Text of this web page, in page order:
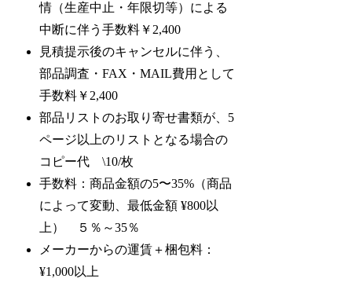
情（生産中止・年限切等）による
中断に伴う手数料￥2,400
見積提示後のキャンセルに伴う、
部品調査・FAX・MAIL費用として
手数料￥2,400
部品リストのお取り寄せ書類が、5
ページ以上のリストとなる場合の
コピー代 \10/枚
手数料：商品金額の5〜35%（商品
によって変動、最低金額 ¥800以
上） ５％～35％
メーカーからの運賃＋梱包料：
¥1,000以上